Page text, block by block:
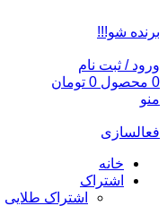
برنده شو!!!
ورود / ثبت نام
0 محصول 0 تومان
منو
فعالسازی
خانه
اشتراک
اشتراک طلایی